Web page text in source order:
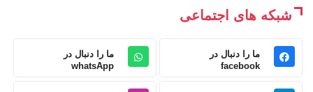
شبکه های اجتماعی
ما را دنبال در
facebook
ما را دنبال در
whatsApp